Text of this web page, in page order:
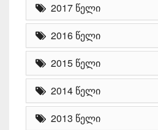
2017 წელი
2016 წელი
2015 წელი
2014 წელი
2013 წელი